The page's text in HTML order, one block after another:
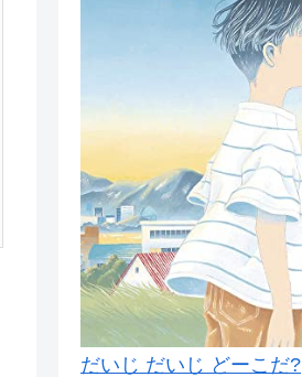
だいじ だいじ どーこだ?